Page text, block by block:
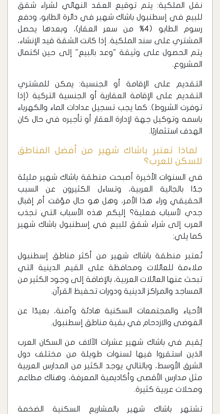
نقل الملكية: يتم توقيع العقد النهائي لشراء شقق
للبيع في إسطنبول باشاك شهير في دائرة الطابو، ودفع
رسوم الطابو (4% من سعر العقار)، وبعدها يحصل
المشتري على سند الملكية. إذا كانت الشقة قيد الإنشاء،
يتم الحصول على وثيقة "وعد بالبيع" إلى حين اكتمال
المشروع.
التقديم على الإقامة أو الجنسية: يمكن للمشتري
التقديم على الإقامة العقارية أو الجنسية التركية (إذا
توفرت الشروط). كما يجب تسجيل عدادات الماء والكهرباء
باسمه وتوكيل جهة لإدارة العقار أو تأجيره في حال كان
الهدف استثماريًا.
‏ لماذا تعتبر باشاك شهير من أفضل المناطق
للسكن للعرب؟
في السنوات الأخيرة أصبحت منطقة باشاك شهير مليئة
جدًا بالجالية العربية، وتساءل الكثيرون عن السبب
الحقيقي وراء هذا الأمر، وهل هو حال مؤقت أم إقبال
جدي لأسباب فعلية؟ إليكم هذه الأسباب التي تجذب
العرب إلى ‏شراء شقق للبيع في إسطنبول باشاك شهير
كما يلي:
تُعتبر منطقة باشاك شهير من أكثر مناطق إسطنبول
ملاءمة للعائلات ومحافظة على القيم الدينية التي
تبحث عنها العائلات العربية، بالإضافة إلى وجود الكثير من
المساجد والمراكز الدينية ودورات تحفيظ القرآن.
الأحياء والمجتمعات السكنية هادئة وآمنة، بعيدًا عن
الفوضى والازدحام في بقية مناطق إسطنبول.
يُقيم في باشاك شهير عشرات الآلاف من السكان العرب
الذين استقروا فيها لسنوات طويلة من مختلف دول
الشرق الأوسط، وبالتالي يوجد الكثير من المدارس العربية
مثل مدارس الأقصى وأكاديمية المعرفة، وهناك مطاعم
ومحلات عربية كثيرة.
تشتهر باشاك شهير بالمشاريع السكنية الضخمة